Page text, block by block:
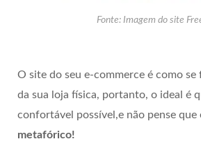
Fonte: Imagem do site
O site do seu e-commerce é como se
da sua loja física, portanto, o ideal é
confortável possível,e não pense que
metafórico!